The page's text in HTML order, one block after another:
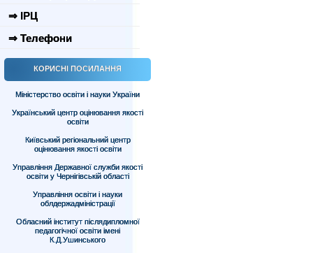
⇒ ІРЦ
⇒ Телефони
КОРИСНІ ПОСИЛАННЯ
Міністерство освіти і науки України
Український центр оцінювання якості
освіти
Київський регіональний центр
оцінювання якості освіти
Управління Державної служби якості
освіти у Чернігівській області
Управління освіти і науки
облдержадміністрації
Обласний інститут післядипломної
педагогічної освіти імені
К.Д.Ушинського